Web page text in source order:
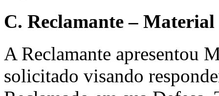
C. Reclamante –
A Reclamante apresentou
solicitado visando